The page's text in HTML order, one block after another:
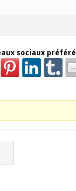
sociaux